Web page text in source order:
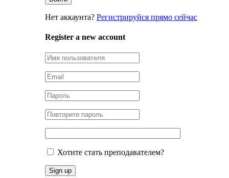
Нет аккаунта? Регистрируйся прямо сейчас
Register a new account
Хотите стать преподавателем?